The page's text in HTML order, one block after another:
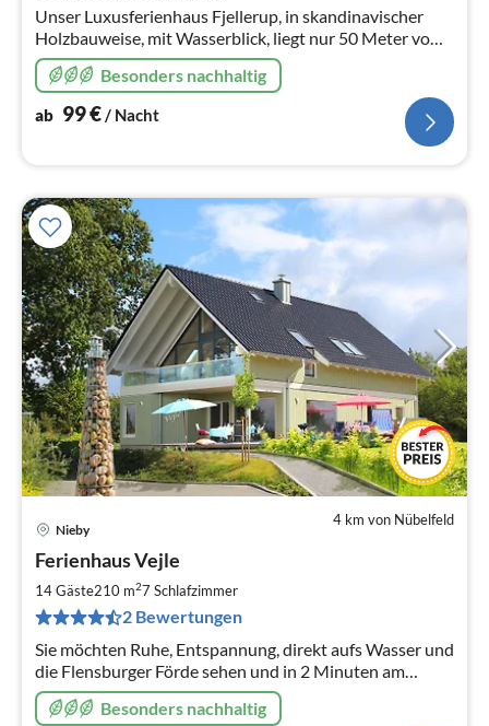
Unser Luxusferienhaus Fjellerup, in skandinavischer
Holzbauweise, mit Wasserblick, liegt nur 50 Meter vom
Strand entfernt und hat einen eigenen Strandzugang!
Besonders nachhaltig
ab 99€/ Nacht
4 km von Nübelfeld
Nieby
Ferienhaus Vejle
14 Gäste210 m27 Schlafzimmer
2 Bewertungen
Sie möchten Ruhe, Entspannung, direkt aufs Wasser und
die Flensburger Förde sehen und in 2 Minuten am
Strand sein?Dann sind Sie in unserem NEUEN,
großzügigen Holzhaus genau richtig
Besonders nachhaltig